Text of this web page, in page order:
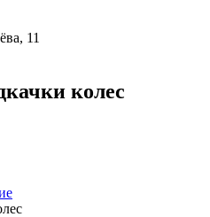
11
колес